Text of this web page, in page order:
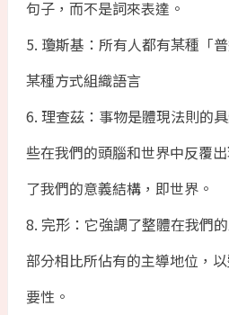
句子，而不是詞來表達。
5. 瓊斯基：所有人都有某種「
某種方式組織語言
6. 理查茲：事物是體現法則的
些在我們的頭腦和世界中反覆
了我們的意義結構，即世界。
8. 完形：它強調了整體在我們
部分相比所佔有的主導地位，
要性。